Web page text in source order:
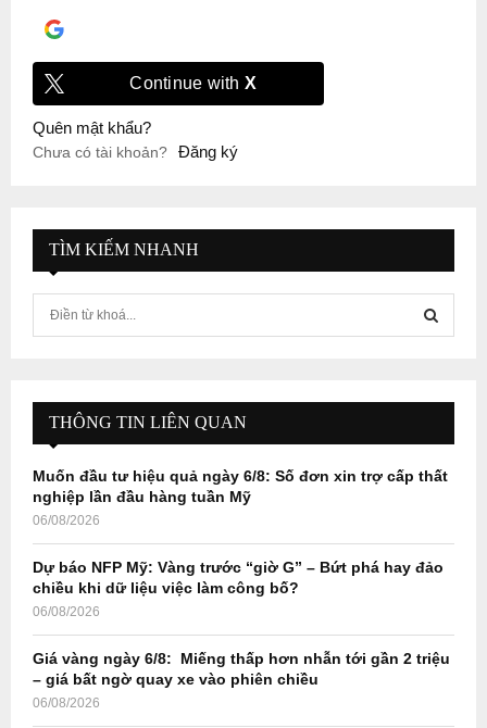
Continue with X
Quên mật khẩu?
Chưa có tài khoản? Đăng ký
TÌM KIẾM NHANH
f
r
E
A
H
THÔNG TIN LIÊN QUAN
Muốn đầu tư hiệu quả ngày 6/8: Số đơn xin trợ cấp thất
nghiệp lần đầu hàng tuần Mỹ
06/08/2026
Dự báo NFP Mỹ: Vàng trước “giờ G” – Bứt phá hay đảo
chiều khi dữ liệu việc làm công bố?
06/08/2026
Giá vàng ngày 6/8: Miếng thấp hơn nhẫn tới gần 2 triệu
– giá bất ngờ quay xe vào phiên chiều
06/08/2026